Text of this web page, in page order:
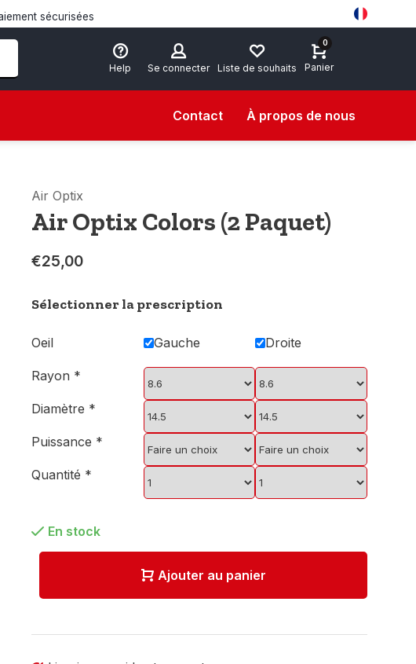
sécurisées
Help Se connecter Liste de souhaits
0
Panier
Contact À propos de nous
Air Optix
Air Optix Colors (2 Paquet)
€25,00
Sélectionner la prescription
Oeil Gauche Droite
Rayon *
Diamètre *
Puissance *
Quantité *
En stock
Ajouter au panier